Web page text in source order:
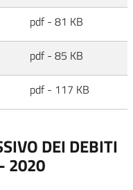
pdf - 81 KB
pdf - 85 KB
pdf - 117 KB
DEI DEBITI
2020